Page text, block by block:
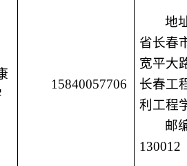
15840057706
地
省长春
宽平大
长春工
利工程
邮
130012